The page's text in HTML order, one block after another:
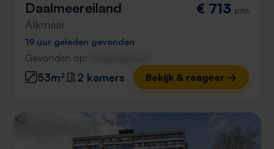
Daalmeereiland
Alkmaar
€ 713 p/m
19 uur geleden gevonden
Gevonden op:
53m² 2 kamers Bekijk & reageer →